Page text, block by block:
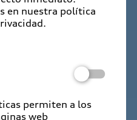
en nuestra política
permiten a los
web